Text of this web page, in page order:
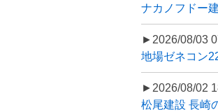
ナカノフドー
►2026/08/03
地場ゼネコン
►2026/08/02
松尾建設 長崎